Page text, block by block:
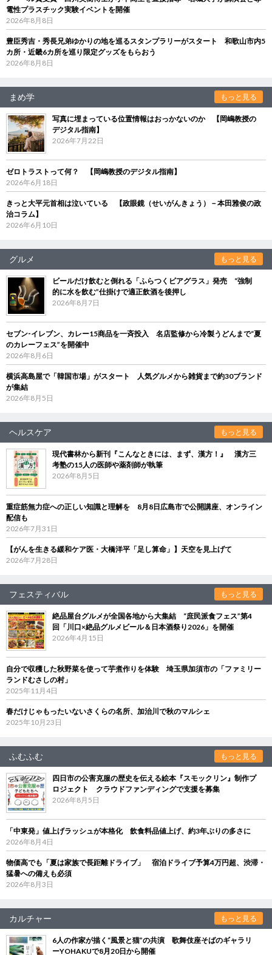
電性プラスチック実験イベントを開催
2026年8月8日
豊臣秀吉・秀長兄弟ゆかりの地を巡るスタンプラリーがスタート 和歌山市内5
カ所・近畿6カ所を巡り限定グッズをもらおう
2026年8月8日
まめ学 もっと見る
写真に埋まっている位置情報はおっかないのか 【岡嶋教授の
デジタル指南】
2026年7月22日
ゼロトラストって何？ 【岡嶋教授のデジタル指南】
2026年6月18日
きっと大平元首相は泣いている 【政眼鏡（せいがんきょう）－本田雅俊の政
治コラム】
2026年6月10日
グルメ もっと見る
ビールだけ飲むと倒れる「ふらつくビアグラス」発売 “強制
的に水を飲む”仕掛けで適正飲酒を後押し
2026年8月7日
セブン‐イレブン、カレー15商品を一斉投入 名店監修から冷製うどんまで“夏
のカレーフェス”を開催中
2026年8月6日
横浜高島屋で「韓国市場」がスタート 人気グルメから雑貨まで約30ブランド
が集結
2026年8月5日
ヘルスケア もっと見る
現代書林から新刊『こんなときには、まず、漢方！』 漢方三
考塾の15人の医師や薬剤師が執筆
2026年8月5日
重症筋無力症への正しい知識と理解を 8月8日広島市で公開講座、オンライン
配信も
2026年7月31日
【がんを生きる緩和ケア医・大橋洋平「足し算命」】天空を見上げて
2026年7月28日
フェスティバル もっと見る
絶品屋台グルメが全国各地から大集結 “庶民派食フェス”第4
回「川口×絶品グルメビール＆日本酒祭り2026」を開催
2026年4月15日
自分で収穫した秋野菜を使って芋煮作りを体験 埼玉県加須市の「ファミリー
ランドむさしの村」
2025年11月4日
春だけじゃもったいないさくらの名所、加治川で秋のマルシェ
2025年10月23日
ふむふむ もっと見る
四日市の公害克服の歴史を伝える絵本『スモックリン』制作プ
ロジェクト クラウドファンディングで支援を募集
2026年8月5日
「中東発」値上げラッシュが本格化 飲食料品値上げ、約3年ぶりの多さに
2026年8月4日
物価高でも「夏は家族で長距離ドライブ」 宿泊ドライブ予算4万円超、渋滞・
猛暑への備えも必須
2026年8月3日
カルチャー もっと見る
6人の作家が描く“風景と猫”の共演 歌舞伎座そばのギャラリ
ーYOHAKUで8月20日から開催